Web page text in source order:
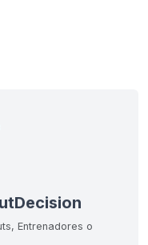
Entrenadores o